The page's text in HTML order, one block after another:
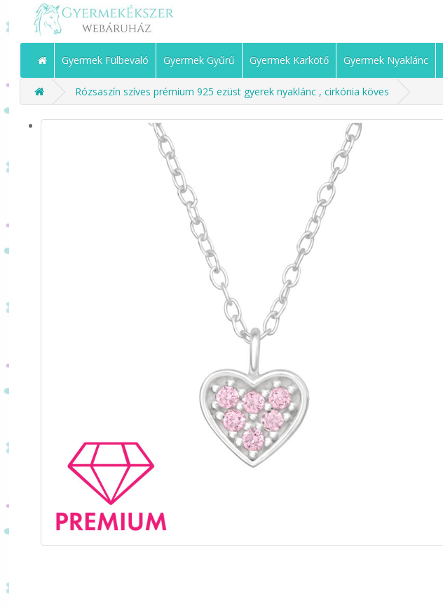
Gyermek Fülbevaló Gyermek Gyűrű Gyermek Karkötő Gyermek Nyaklánc
Rózsaszín szíves prémium 925 ezüst gyerek nyaklánc , cirkónia köves